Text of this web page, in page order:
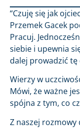
“Czuję się jak
Przemek Gacek
Pracuj.
siebie i upewnia
dalej prowadzić tę
Wierzy w
Mówi, że ważne
spójna z tym, co
Z naszej rozmowy